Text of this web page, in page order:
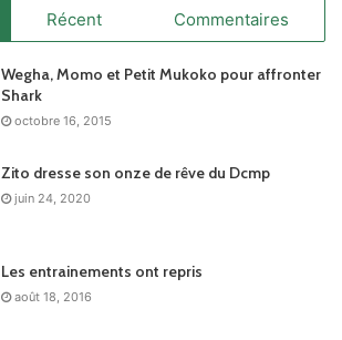
Récent Commentaires
Wegha, Momo et Petit Mukoko pour affronter
Shark
octobre 16, 2015
Zito dresse son onze de rêve du Dcmp
juin 24, 2020
Les entrainements ont repris
août 18, 2016